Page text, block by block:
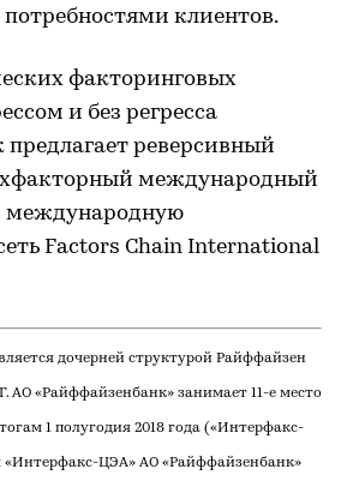
потребностями клиентов.
факторинговых
и без регресса
реверсивный
международный
международную
Factors Chain International
дочерней структурой Райффайзен
АО «Райффайзенбанк» занимает 11-е место
1 полугодия 2018 года («Интерфакс-
ЦЭА» АО «Райффайзенбанк»